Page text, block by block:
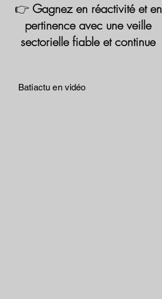
👉 Gagnez en réactivité et en
pertinence avec une veille
sectorielle fiable et continue
Batiactu en vidéo